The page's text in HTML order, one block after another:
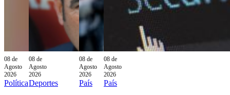
08 de
Agosto
2026
Política
08 de
Agosto
2026
Deportes
08 de
Agosto
2026
País
08 de
Agosto
2026
País